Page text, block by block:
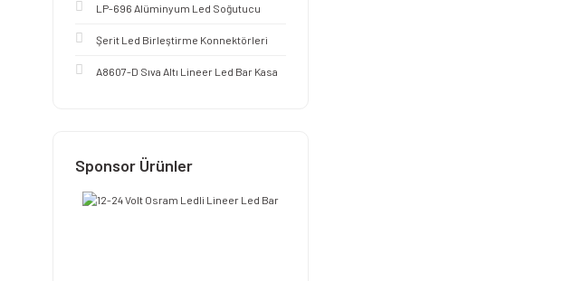
LP-696 Alüminyum Led Soğutucu
Şerit Led Birleştirme Konnektörleri
A8607-D Sıva Altı Lineer Led Bar Kasa
Sponsor Ürünler